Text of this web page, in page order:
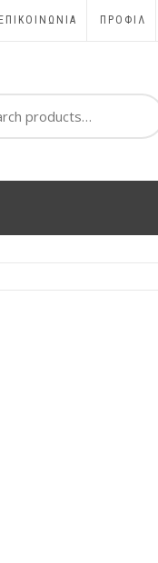
ΕΠΙΚΟΙΝΩΝΊΑ ΠΡΟΦΊΛ